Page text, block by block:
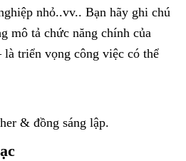
nhỏ..vv.. Bạn hãy ghi chú
mô tả chức năng chính của
là triển vọng công việc có thể
& đồng sáng lập.